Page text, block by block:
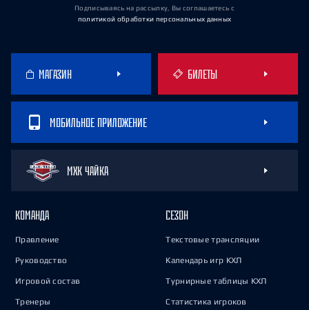
Подписываясь на рассылку, Вы соглашаетесь с
политикой обработки персональных данных
МАГАЗИН БИЛЕТЫ
МОБИЛЬНОЕ ПРИЛОЖЕНИЕ
МХК ЧАЙКА
КОМАНДА
Правление
Руководство
Игровой состав
Тренеры
СЕЗОН
Текстовые трансляции
Календарь игр КХЛ
Турнирные таблицы КХЛ
Статистика игроков